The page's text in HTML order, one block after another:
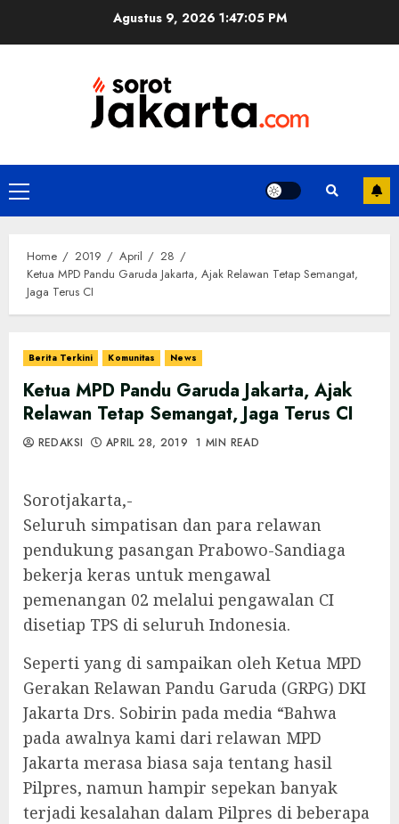
Agustus 9, 2026 1:47:06 PM
Primary
Menu
Home 2019 April
28
Ketua MPD Pandu Garuda Jakarta, Ajak Relawan Tetap Semangat,
Jaga Terus CI
Berita Terkini Komunitas News
Ketua MPD Pandu Garuda Jakarta, Ajak
Relawan Tetap Semangat, Jaga Terus CI
REDAKSI APRIL 28, 2019 1 MIN READ
Sorotjakarta,-
Seluruh simpatisan dan para relawan
pendukung pasangan Prabowo-Sandiaga
bekerja keras untuk mengawal
pemenangan 02 melalui pengawalan CI
disetiap TPS di seluruh Indonesia.
Seperti yang di sampaikan oleh Ketua MPD
Gerakan Relawan Pandu Garuda (GRPG) DKI
Jakarta Drs. Sobirin pada media “Bahwa
pada awalnya kami dari relawan MPD
Jakarta merasa biasa saja tentang hasil
Pilpres, namun hampir sepekan banyak
terjadi kesalahan dalam Pilpres di beberapa